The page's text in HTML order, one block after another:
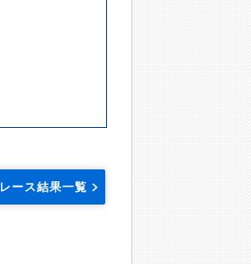
レース結果一覧